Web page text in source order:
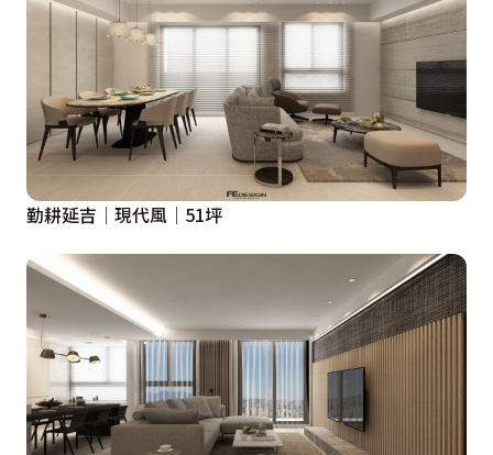
勤耕延吉│現代風│51坪